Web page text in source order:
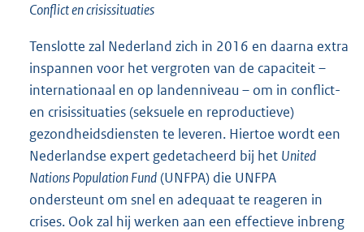
Conflict en crisissituaties
Tenslotte zal Nederland zich in 2016 en daarna extra
inspannen voor het vergroten van de capaciteit –
internationaal en op landenniveau – om in conflict-
en crisissituaties (seksuele en reproductieve)
gezondheidsdiensten te leveren. Hiertoe wordt een
Nederlandse expert gedetacheerd bij het United
Nations Population Fund(UNFPA) die UNFPA
ondersteunt om snel en adequaat te reageren in
crises. Ook zal hij werken aan een effectieve inbreng